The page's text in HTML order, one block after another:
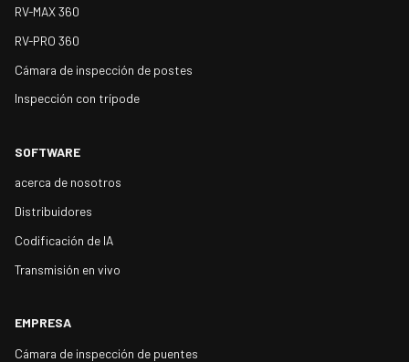
RV-MAX 360
RV-PRO 360
Cámara de inspección de postes
Inspección con trípode
SOFTWARE
acerca de nosotros
Distribuidores
Codificación de IA
Transmisión en vivo
EMPRESA
Cámara de inspección de puentes